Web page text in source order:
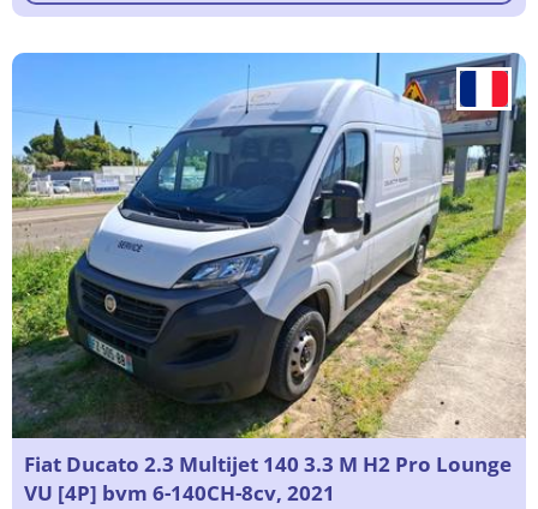
Fiat Ducato 2.3 Multijet 140 3.3 M H2 Pro Lounge
VU [4P] bvm 6-140CH-8cv, 2021